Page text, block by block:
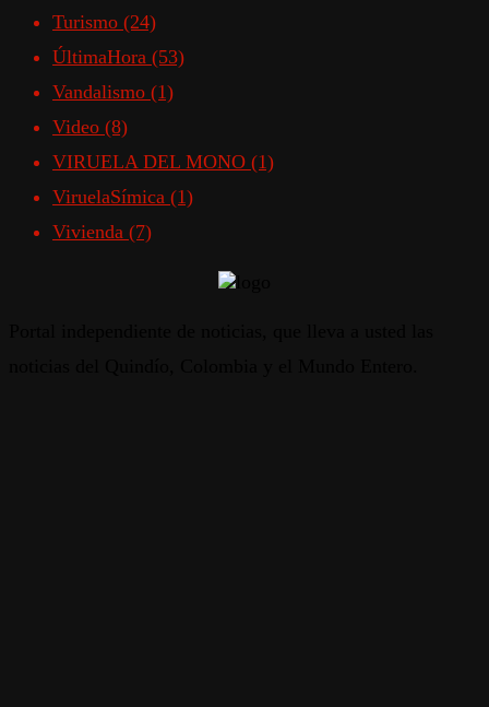
Turismo (24)
ÚltimaHora (53)
Vandalismo (1)
Video (8)
VIRUELA DEL MONO (1)
ViruelaSímica (1)
Vivienda (7)